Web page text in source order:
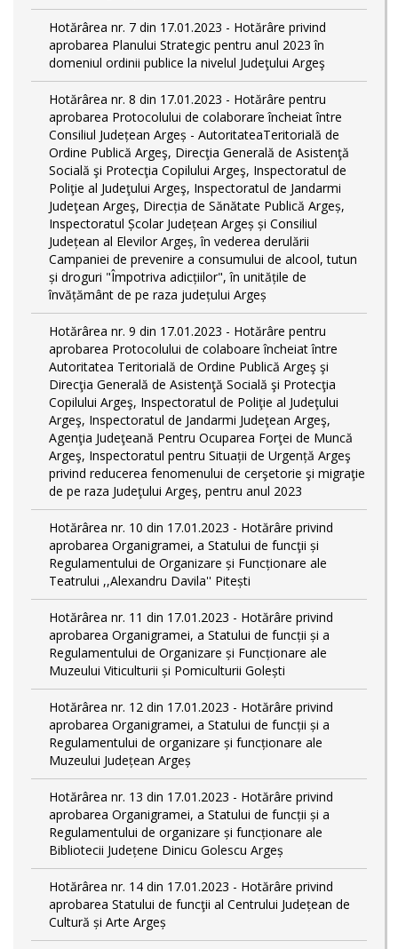
Hotărârea nr. 7 din 17.01.2023 - Hotărâre privind
aprobarea Planului Strategic pentru anul 2023 în
domeniul ordinii publice la nivelul Judeţului Argeş
Hotărârea nr. 8 din 17.01.2023 - Hotărâre pentru
aprobarea Protocolului de colaborare încheiat între
Consiliul Județean Argeș - AutoritateaTeritorială de
Ordine Publică Argeş, Direcţia Generală de Asistenţă
Socială şi Protecţia Copilului Argeş, Inspectoratul de
Poliţie al Judeţului Argeş, Inspectoratul de Jandarmi
Judeţean Argeş, Direcția de Sănătate Publică Argeș,
Inspectoratul Școlar Județean Argeș și Consiliul
Județean al Elevilor Argeș, în vederea derulării
Campaniei de prevenire a consumului de alcool, tutun
și droguri "Împotriva adicțiilor", în unitățile de
învățământ de pe raza județului Argeș
Hotărârea nr. 9 din 17.01.2023 - Hotărâre pentru
aprobarea Protocolului de colaboare încheiat între
Autoritatea Teritorială de Ordine Publică Argeş şi
Direcţia Generală de Asistenţă Socială şi Protecţia
Copilului Argeş, Inspectoratul de Poliţie al Judeţului
Argeş, Inspectoratul de Jandarmi Judeţean Argeş,
Agenţia Judeţeană Pentru Ocuparea Forţei de Muncă
Argeş, Inspectoratul pentru Situații de Urgență Argeş
privind reducerea fenomenului de cerşetorie şi migraţie
de pe raza Judeţului Argeş, pentru anul 2023
Hotărârea nr. 10 din 17.01.2023 - Hotărâre privind
aprobarea Organigramei, a Statului de funcţii și
Regulamentului de Organizare și Funcționare ale
Teatrului ,,Alexandru Davila'' Pitești
Hotărârea nr. 11 din 17.01.2023 - Hotărâre privind
aprobarea Organigramei, a Statului de funcții și a
Regulamentului de Organizare și Funcționare ale
Muzeului Viticulturii și Pomiculturii Golești
Hotărârea nr. 12 din 17.01.2023 - Hotărâre privind
aprobarea Organigramei, a Statului de funcții și a
Regulamentului de organizare și funcționare ale
Muzeului Județean Argeș
Hotărârea nr. 13 din 17.01.2023 - Hotărâre privind
aprobarea Organigramei, a Statului de funcții și a
Regulamentului de organizare și funcționare ale
Bibliotecii Județene Dinicu Golescu Argeș
Hotărârea nr. 14 din 17.01.2023 - Hotărâre privind
aprobarea Statului de funcţii al Centrului Județean de
Cultură și Arte Argeș